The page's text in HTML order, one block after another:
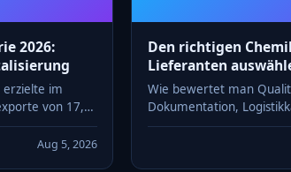
2026:
erzielte im
von 17,1
Wachstum des
Aug 5, 2026
Den richtigen
Lieferanten
Wie bewertet man
Dokumentation,
Preisstabilität bei der
Chemikalien